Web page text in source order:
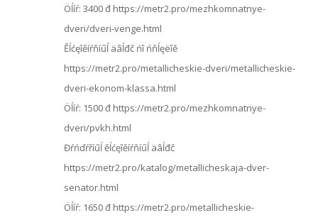
Öĺíŕ: 3400 đ https://metr2.pro/mezhkomnatnye-
dveri/dveri-venge.html
Ěĺćęîěíŕňíűĺ äâĺđč ńî ńňĺęëîě
https://metr2.pro/metallicheskie-dveri/metallicheskie-
dveri-ekonom-klassa.html
Öĺíŕ: 1500 đ https://metr2.pro/mezhkomnatnye-
dveri/pvkh.html
Đŕńďŕříűĺ ěĺćęîěíŕňíűĺ äâĺđč
https://metr2.pro/katalog/metallicheskaja-dver-
senator.html
Öĺíŕ: 1650 đ https://metr2.pro/metallicheskie-